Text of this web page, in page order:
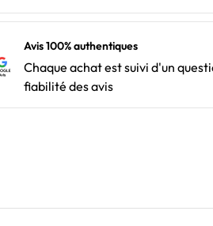
Avis 100% authentiques
Chaque achat est suivi d'un
fiabilité des avis